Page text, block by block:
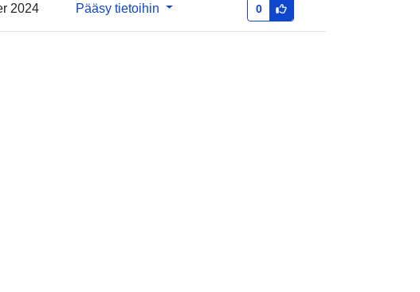
2024 Pääsy tietoihin 0
Koordinaatit:
53.2184318 ], [ 7.7623007,